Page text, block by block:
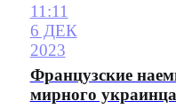
11:11
6 ДЕК
2023
Французские
мирного украинца